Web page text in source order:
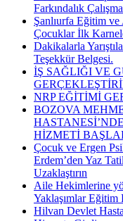
Farkındalık
Şanlıurfa Eğitim ve
Çocuklar İlk
Dakikalarla
Teşekkür Belgesi.
İŞ SAĞLIĞI VE
NRP EĞİTİMİ
BOZOVA
HİZMETİ
Çocuk ve Ergen
Erdem’den Yaz
Uzaklaştırın
Aile Hekimlerine
Yaklaşımlar Eğitim
Hilvan Devlet